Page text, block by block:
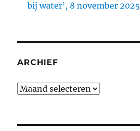
bij water’, 8 november 2025
ARCHIEF
Archief